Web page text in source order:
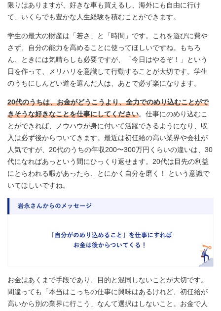
限りはありますが、好きな車も買えるし、海外にも自由に行け
て、いくらでも豊かな人生経験を積むことができます。
学生の最大の財産は「若さ」と「時間」です。これを遊びに費や
さず、自分の能力を高めることに使ってほしいですね。もちろ
ん、ときには気晴らしも必要ですが、「今日はやるぞ！」という
日を作って、メリハリを意識して行動することが大切です。学生
のうちにしんどい道を選んだ人は、あとで必ず楽になります。
20代のうちは、お金がどうこうより、全力でのめり込むことがで
きそうな好きなことを仕事にしてください。仕事にのめり込むこ
とができれば、ノウハウが身に付いて活躍できるようになり、収
入は必ず後からついてきます。最近は初任給の高い業界や会社が
人気ですが、20代のうちの年収200〜300万円くらいの違いは、30
代になればあっという間にひっくり返せます。20代は目先の利益
にとらわれる暇があったら、とにかく自分を磨く！ という意識で
いてほしいですね。
お金はあくまで手段であり、目的と混同しないことが大切です。
間違っても「本当はこっちの仕事に興味はあるけれど、初任給が
高いから別の業界に行こう」なんて選択はしないこと。お金で人